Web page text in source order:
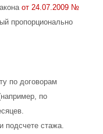
от 24.07.2009 №
пропорционально
по договорам
по
подсчете стажа.